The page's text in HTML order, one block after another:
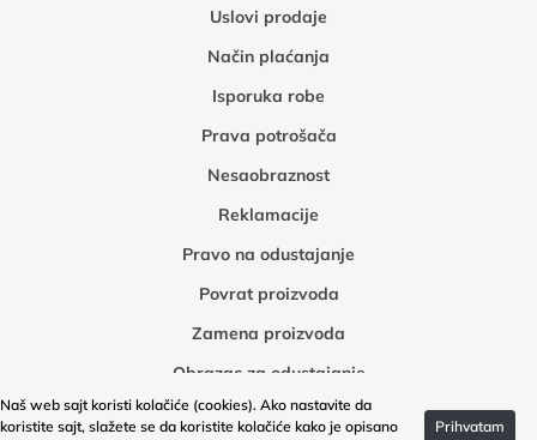
Uslovi prodaje
Način plaćanja
Isporuka robe
Prava potrošača
Nesaobraznost
Reklamacije
Pravo na odustajanje
Povrat proizvoda
Zamena proizvoda
Obrazac za odustajanje
Obrazac za povrat robe
Naš web sajt koristi kolačiće (cookies). Ako nastavite da
koristite sajt, slažete se da koristite kolačiće kako je opisano
Prihvatam